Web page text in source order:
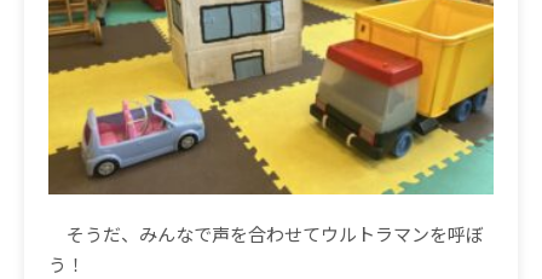
そうだ、みんなで声を合わせてウルトラマンを呼ぼ
う！